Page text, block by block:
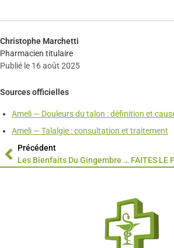
Christophe Marchetti
Pharmacien titulaire
Publié le 16 août 2025
Sources officielles
Ameli — Douleurs du talon : définition et
Ameli — Talalgie : consultation et traitement
Précédent
Les Bienfaits Du Gingembre : Un Allié Naturel Pour Votre Santé